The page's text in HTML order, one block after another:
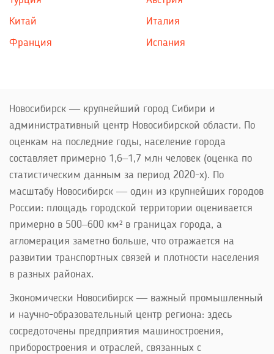
Китай
Франция
Италия
Испания
Новосибирск — крупнейший город Сибири и
административный центр Новосибирской области. По
оценкам на последние годы, население города
составляет примерно 1,6–1,7 млн человек (оценка по
статистическим данным за период 2020-х). По
масштабу Новосибирск — один из крупнейших городов
России: площадь городской территории оценивается
примерно в 500–600 км² в границах города, а
агломерация заметно больше, что отражается на
развитии транспортных связей и плотности населения
в разных районах.
Экономически Новосибирск — важный промышленный
и научно-образовательный центр региона: здесь
сосредоточены предприятия машиностроения,
приборостроения и отраслей, связанных с